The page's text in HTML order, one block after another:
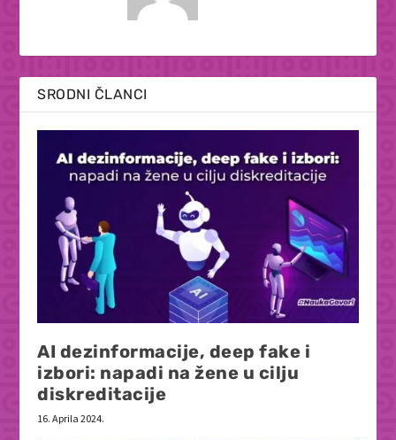
SRODNI ČLANCI
AI dezinformacije, deep fake i
izbori: napadi na žene u cilju
diskreditacije
16. Aprila 2024.